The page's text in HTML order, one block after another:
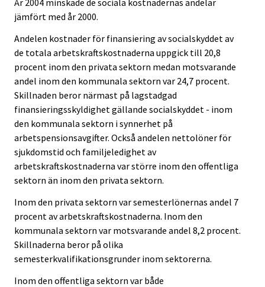
År 2004 minskade de sociala kostnadernas andelar
jämfört med år 2000.
Andelen kostnader för finansiering av socialskyddet av
de totala arbetskraftskostnaderna uppgick till 20,8
procent inom den privata sektorn medan motsvarande
andel inom den kommunala sektorn var 24,7 procent.
Skillnaden beror närmast på lagstadgad
finansieringsskyldighet gällande socialskyddet - inom
den kommunala sektorn i synnerhet på
arbetspensionsavgifter. Också andelen nettolöner för
sjukdomstid och familjeledighet av
arbetskraftskostnaderna var större inom den offentliga
sektorn än inom den privata sektorn.
Inom den privata sektorn var semesterlönernas andel 7
procent av arbetskraftskostnaderna. Inom den
kommunala sektorn var motsvarande andel 8,2 procent.
Skillnaderna beror på olika
semesterkvalifikationsgrunder inom sektorerna.
Inom den offentliga sektorn var både